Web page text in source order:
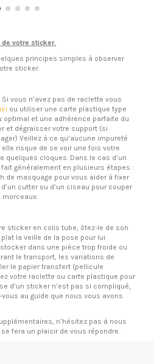
votre sticker.
principes simples à observer
sticker.
vous n’avez pas de raclette vous
ici ou utiliser une carte plastique type
optimal et une adhérence parfaite du
et dégraisser votre support (si
Veillez à ce qu’aucune impureté
risque de se voir une fois votre
quelques cloques. Dans le cas d’un
généralement en plusieurs étapes :
de masquage pour vous aider à fixer
cutter ou d’un ciseau pour couper
morceaux.
sticker en colis tube, ôtez-le de son
la veille de la pose pour lui
dans une pièce trop froide ou
le transport, les variations de
le papier transfert (pellicule
votre raclette ou carte plastique pour
d’un sticker n’est pas si compliqué,
au guide que nous vous avons
n’hésitez pas à nous
se fera un plaisir de vous répondre.